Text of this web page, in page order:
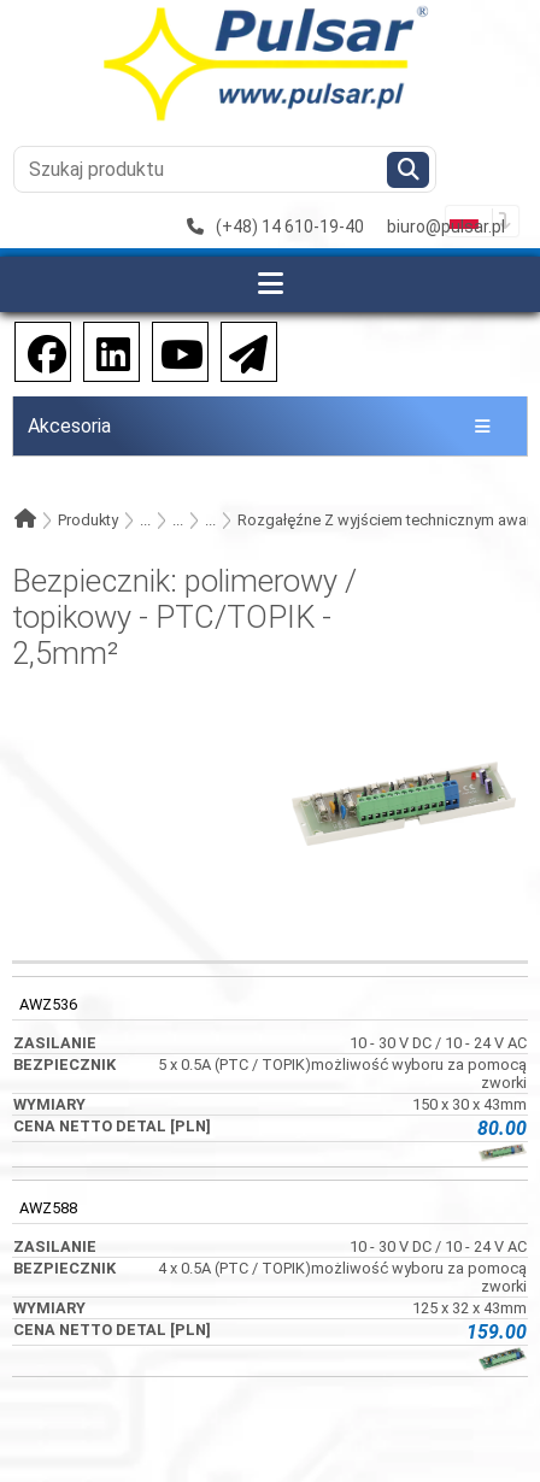
(+48) 14 610-19-40 biuro@pulsar.pl
Akcesoria
Produkty ... ... ... Rozgałęźne Z wyjściem technicznym awarii
Bezpiecznik: polimerowy /
topikowy - PTC/TOPIK -
2,5mm²
AWZ536
10 - 30 V DC / 10 - 24 V AC
5 x 0.5A (PTC / TOPIK)możliwość wyboru za pomocą
zworki
150 x 30 x 43mm
80.00
AWZ588
10 - 30 V DC / 10 - 24 V AC
4 x 0.5A (PTC / TOPIK)możliwość wyboru za pomocą
zworki
125 x 32 x 43mm
159.00